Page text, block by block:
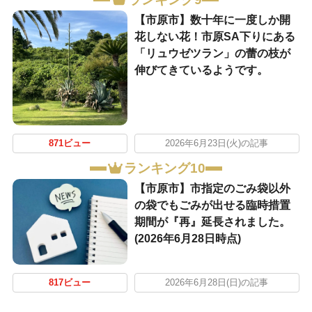
【市原市】数十年に一度しか開
花しない花！市原SA下りにある
「リュウゼツラン」の蕾の枝が
伸びてきているようです。
871ビュー 2026年6月23日(火)の記事
ランキング10
【市原市】市指定のごみ袋以外
の袋でもごみが出せる臨時措置
期間が『再』延長されました。
(2026年6月28日時点)
817ビュー 2026年6月28日(日)の記事